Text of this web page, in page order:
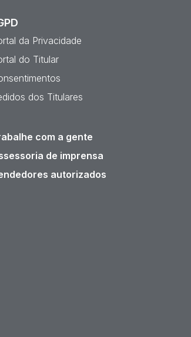
da Privacidade
do Titular
dos Titulares
com a gente
de imprensa
autorizados